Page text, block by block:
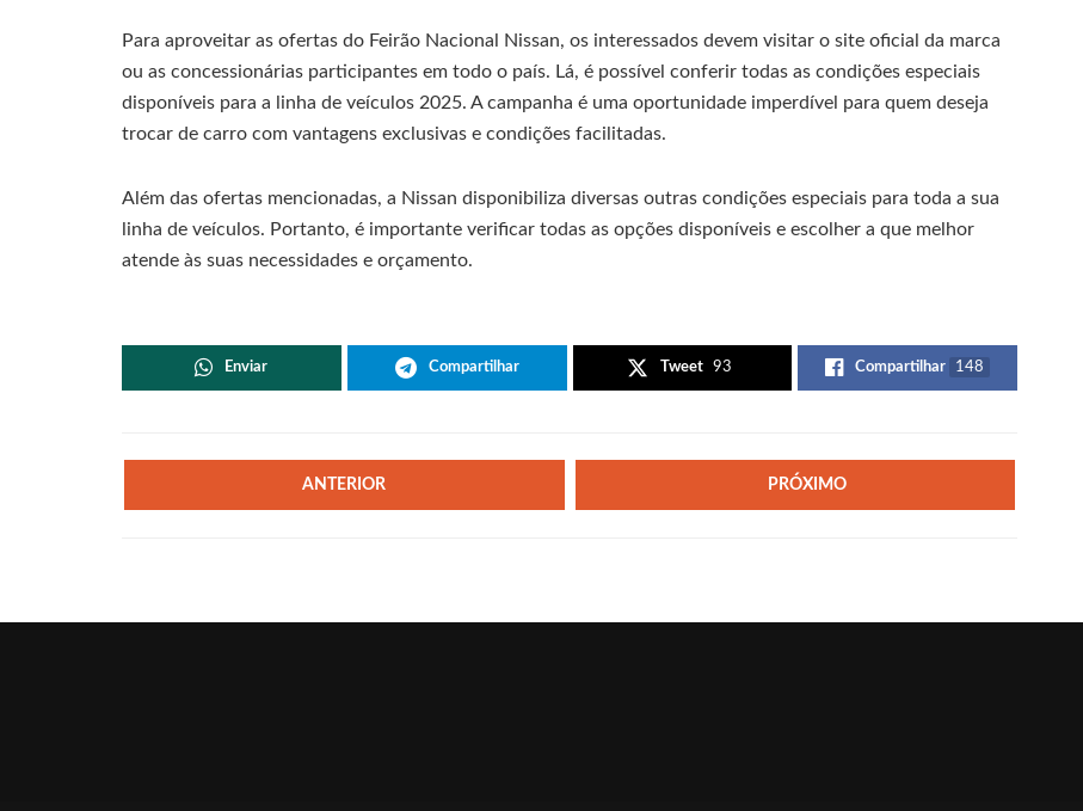
Para aproveitar as ofertas do Feirão Nacional Nissan, os interessados devem visitar o site oficial da marca
ou as concessionárias participantes em todo o país. Lá, é possível conferir todas as condições especiais
disponíveis para a linha de veículos 2025. A campanha é uma oportunidade imperdível para quem deseja
trocar de carro com vantagens exclusivas e condições facilitadas.
Além das ofertas mencionadas, a Nissan disponibiliza diversas outras condições especiais para toda a sua
linha de veículos. Portanto, é importante verificar todas as opções disponíveis e escolher a que melhor
atende às suas necessidades e orçamento.
Enviar Compartilhar Tweet 93 Compartilhar 148
ANTERIOR PRÓXIMO